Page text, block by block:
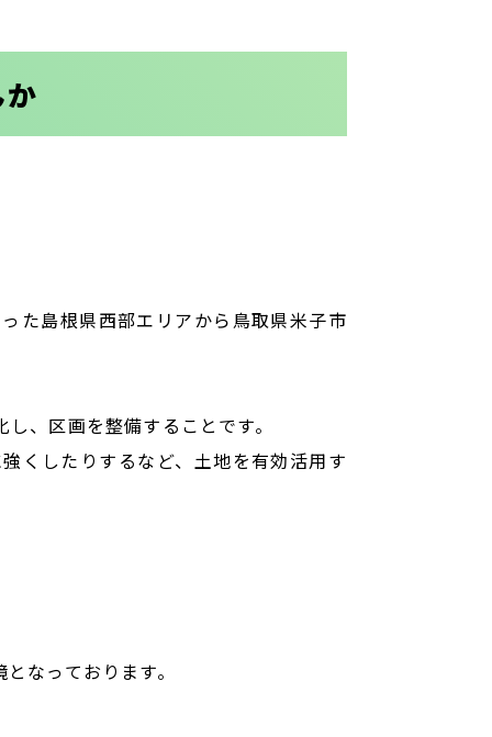
た島根県西部エリアから鳥取県米子市
、区画を整備することです。
くしたりするなど、土地を有効活用す
なっております。